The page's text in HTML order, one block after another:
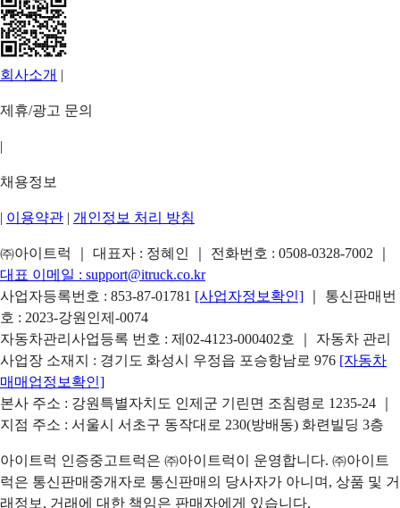
회사소개 |
제휴/광고 문의
|
채용정보
| 이용약관 | 개인정보 처리 방침
㈜아이트럭 ｜ 대표자 : 정혜인 ｜ 전화번호 : 0508-0328-7002
대표 이메일 : support@itruck.co.kr
사업자등록번호 : 853-87-01781 [사업자정보확인]
｜ 통신판매번
호 : 2023-강원인제-0074
자동차관리사업등록 번호 : 제02-4123-000402호 ｜ 자동차 관리
사업장 소재지 : 경기도 화성시 우정읍 포승항남로 976 [자동차
매매업정보확인]
본사 주소 : 강원특별자치도 인제군 기린면 조침령로 1235-24 ｜
지점 주소 : 서울시 서초구 동작대로 230(방배동) 화련빌딩 3층
아이트럭 인증중고트럭은 ㈜아이트럭이 운영합니다. ㈜아이트
럭은 통신판매중개자로 통신판매의 당사자가 아니며, 상품 및 거
래정보, 거래에 대한 책임은 판매자에게 있습니다.